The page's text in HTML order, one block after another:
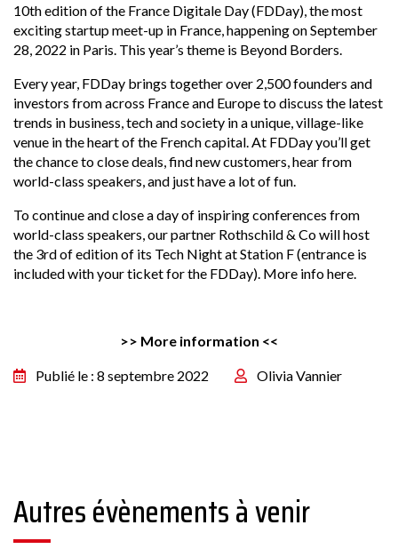
10th edition of the France Digitale Day (FDDay), the most
exciting startup meet-up in France, happening on September
28, 2022 in Paris. This year’s theme is Beyond Borders.
Every year, FDDay brings together over 2,500 founders and
investors from across France and Europe to discuss the latest
trends in business, tech and society in a unique, village-like
venue in the heart of the French capital. At FDDay you’ll get
the chance to close deals, find new customers, hear from
world-class speakers, and just have a lot of fun.
To continue and close a day of inspiring conferences from
world-class speakers, our partner Rothschild & Co will host
the 3rd of edition of its Tech Night at Station F (entrance is
included with your ticket for the FDDay). More info here.
>> More information <<
Publié le : 8 septembre 2022 Olivia Vannier
Autres évènements à venir